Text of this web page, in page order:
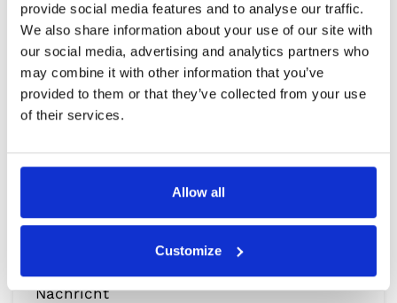
provide social media features and to analyse our traffic.
We also share information about your use of our site with
our social media, advertising and analytics partners who
may combine it with other information that you’ve
provided to them or that they’ve collected from your use
of their services.
Allow all
Customize
Nachname
E-mail
Nachricht